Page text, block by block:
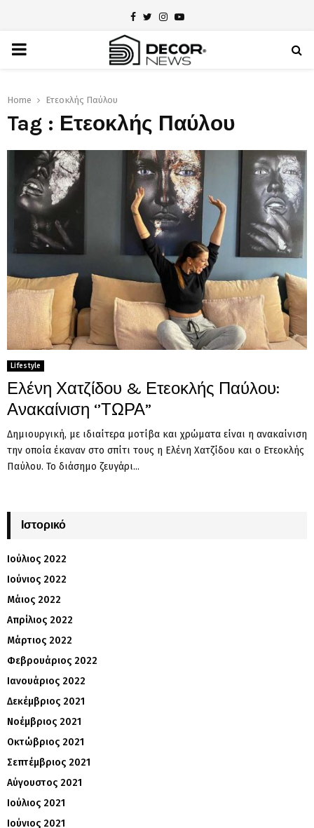
Facebook
TwitterInstagram
Youtube
PRIMARY
Home Ετεοκλής Παύλου
Tag : Ετεοκλής Παύλου
Lifestyle
Ελένη Χατζίδου & Ετεοκλής Παύλου:
Ανακαίνιση ‘’ΤΩΡΑ”
Δημιουργική, με ιδιαίτερα μοτίβα και χρώματα είναι η ανακαίνιση
την οποία έκαναν στο σπίτι τους η Ελένη Χατζίδου και ο Ετεοκλής
Παύλου. Το διάσημο ζευγάρι...
Ιστορικό
Ιούλιος 2022
Ιούνιος 2022
Μάιος 2022
Απρίλιος 2022
Μάρτιος 2022
Φεβρουάριος 2022
Ιανουάριος 2022
Δεκέμβριος 2021
Νοέμβριος 2021
Οκτώβριος 2021
Σεπτέμβριος 2021
Αύγουστος 2021
Ιούλιος 2021
Ιούνιος 2021